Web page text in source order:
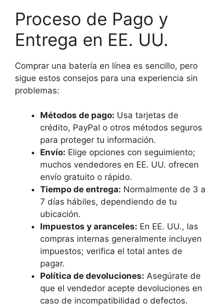
Proceso de Pago y
Entrega en EE. UU.
Comprar una batería en línea es sencillo, pero
sigue estos consejos para una experiencia sin
problemas:
Métodos de pago: Usa tarjetas de
crédito, PayPal o otros métodos seguros
para proteger tu información.
Envío: Elige opciones con seguimiento;
muchos vendedores en EE. UU. ofrecen
envío gratuito o rápido.
Tiempo de entrega: Normalmente de 3 a
7 días hábiles, dependiendo de tu
ubicación.
Impuestos y aranceles: En EE. UU., las
compras internas generalmente incluyen
impuestos; verifica el total antes de
pagar.
Política de devoluciones: Asegúrate de
que el vendedor acepte devoluciones en
caso de incompatibilidad o defectos.